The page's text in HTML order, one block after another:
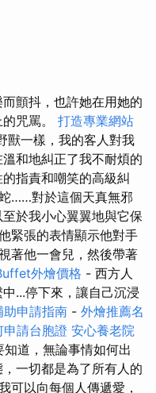
顫抖，也許她在用她的
咒罵。 打造專業網站
獸一樣，我的客人對我
和地糾正了我不耐煩的
指責和嘲笑的高級糾
……對於這個天真無邪
於我小心翼翼地與它保
緊張的表情顯示他對手
著他一會兒，然後帶著
外燴價格 - 西方人
...停下來，讓自己沉浸
助申請指南 - 外燴推薦名
申請台胞證 安心養老院
道，無論事情如何出
一切都是為了所有人的
可以向每個人傳遞愛，